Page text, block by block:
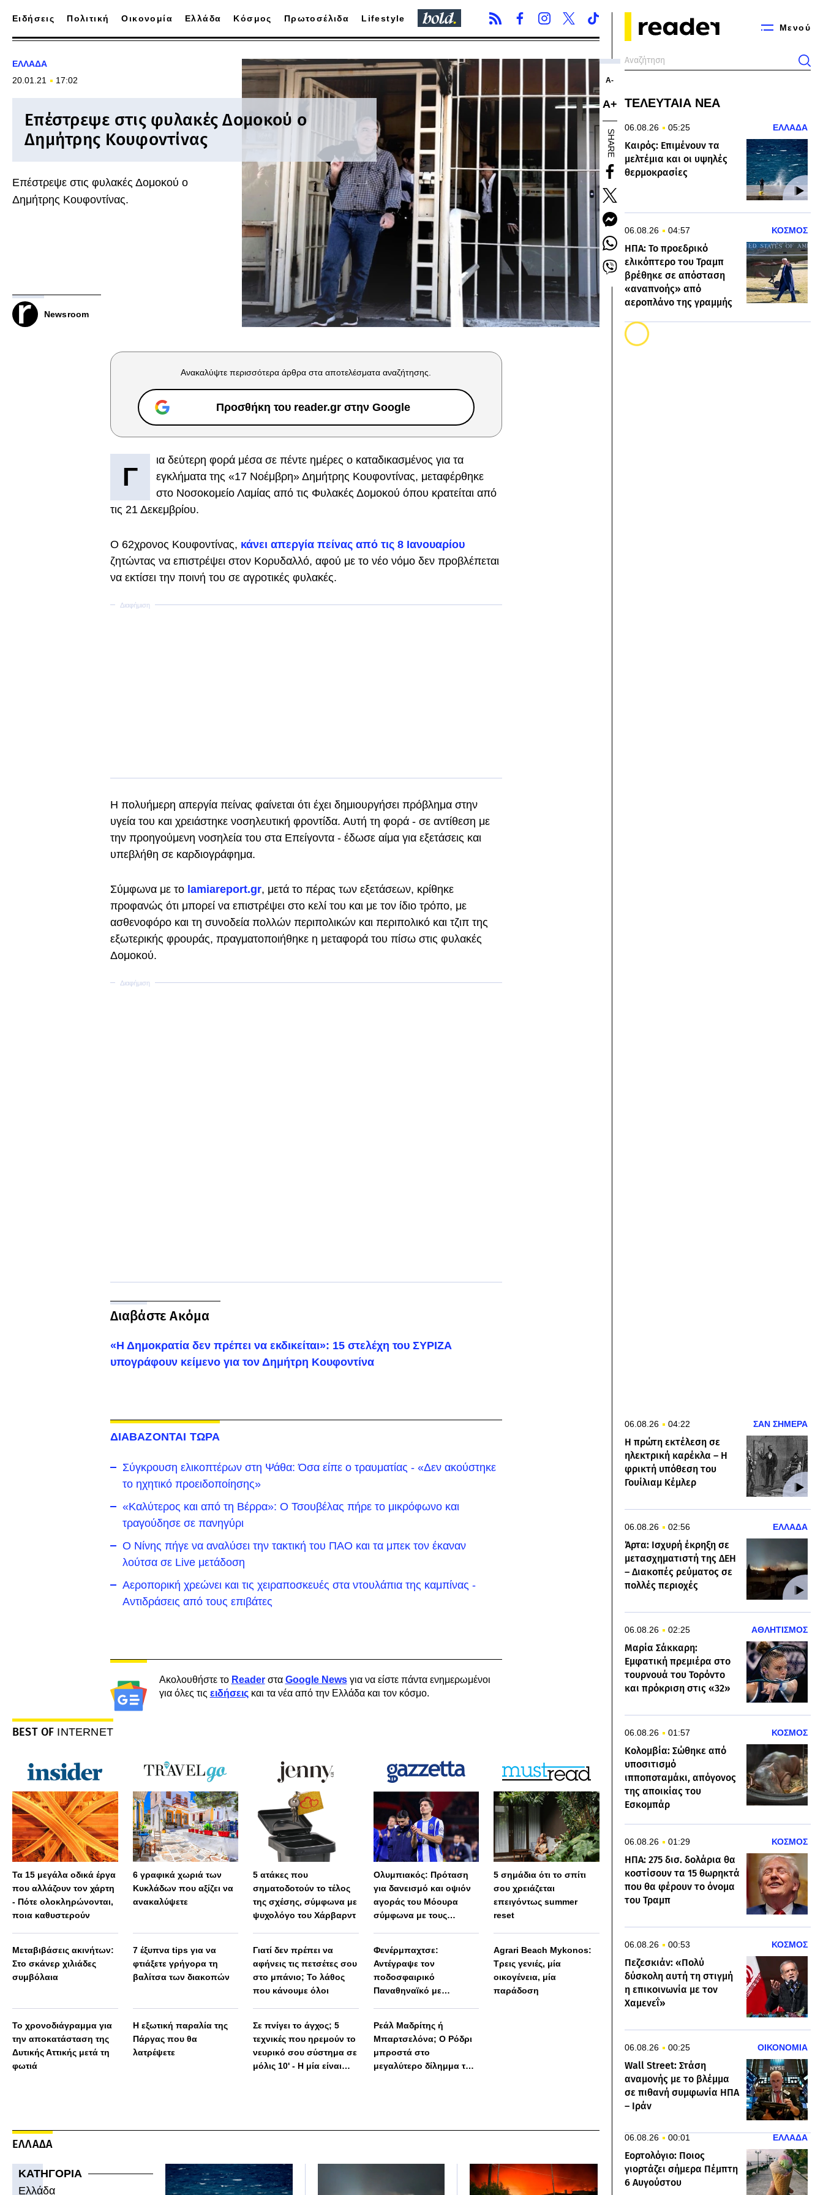
Μενού
Ειδήσεις Πολιτική Οικονομία Ελλάδα Κόσμος Πρωτοσέλιδα Lifestyle
ΕΛΛΑΔΑ
20.01.21
17:02
Επέστρεψε στις φυλακές Δομοκού ο
Δημήτρης Κουφοντίνας
Επέστρεψε στις φυλακές Δομοκού ο
Δημήτρης Κουφοντίνας.
Newsroom
Α-
Α+
SHARE
Ανακαλύψτε περισσότερα άρθρα στα αποτελέσματα αναζήτησης.
Προσθήκη του reader.gr στην Google
Γ
ια δεύτερη φορά μέσα σε πέντε ημέρες ο καταδικασμένος για τα
εγκλήματα της «17 Νοέμβρη» Δημήτρης Κουφοντίνας, μεταφέρθηκε
στο Νοσοκομείο Λαμίας από τις Φυλακές Δομοκού όπου κρατείται από
τις 21 Δεκεμβρίου.
Ο 62χρονος Κουφοντίνας, κάνει απεργία πείνας από τις 8 Ιανουαρίου
ζητώντας να επιστρέψει στον Κορυδαλλό, αφού με το νέο νόμο δεν προβλέπεται
να εκτίσει την ποινή του σε αγροτικές φυλακές.
Η πολυήμερη απεργία πείνας φαίνεται ότι έχει δημιουργήσει πρόβλημα στην
υγεία του και χρειάστηκε νοσηλευτική φροντίδα. Αυτή τη φορά - σε αντίθεση με
την προηγούμενη νοσηλεία του στα Επείγοντα - έδωσε αίμα για εξετάσεις και
υπεβλήθη σε καρδιογράφημα.
Σύμφωνα με το lamiareport.gr, μετά το πέρας των εξετάσεων, κρίθηκε
προφανώς ότι μπορεί να επιστρέψει στο κελί του και με τον ίδιο τρόπο, με
ασθενοφόρο και τη συνοδεία πολλών περιπολικών και περιπολικό και τζιπ της
εξωτερικής φρουράς, πραγματοποιήθηκε η μεταφορά του πίσω στις φυλακές
Δομοκού.
Διαβάστε Ακόμα
«Η Δημοκρατία δεν πρέπει να εκδικείται»: 15 στελέχη του ΣΥΡΙΖΑ
υπογράφουν κείμενο για τον Δημήτρη Κουφοντίνα
ΔΙΑΒΑΖΟΝΤΑΙ ΤΩΡΑ
Σύγκρουση ελικοπτέρων στη Ψάθα: Όσα είπε ο τραυματίας - «Δεν ακούστηκε
το ηχητικό προειδοποίησης»
«Καλύτερος και από τη Βέρρα»: Ο Τσουβέλας πήρε το μικρόφωνο και
τραγούδησε σε πανηγύρι
Ο Νίνης πήγε να αναλύσει την τακτική του ΠΑΟ και τα μπεκ τον έκαναν
λούτσα σε Live μετάδοση
Αεροπορική χρεώνει και τις χειραποσκευές στα ντουλάπια της καμπίνας -
Αντιδράσεις από τους επιβάτες
Ακολουθήστε το Readerστα Google Newsγια να είστε πάντα ενημερωμένοι
για όλες τις ειδήσειςκαι τα νέα από την Ελλάδα και τον κόσμο.
BEST OF INTERNET
Τα 15 μεγάλα οδικά έργα
που αλλάζουν τον χάρτη
- Πότε ολοκληρώνονται,
ποια καθυστερούν
Μεταβιβάσεις ακινήτων:
Στο σκάνερ χιλιάδες
συμβόλαια
Το χρονοδιάγραμμα για
την αποκατάσταση της
Δυτικής Αττικής μετά τη
φωτιά
6 γραφικά χωριά των
Κυκλάδων που αξίζει να
ανακαλύψετε
7 έξυπνα tips για να
φτιάξετε γρήγορα τη
βαλίτσα των διακοπών
Η εξωτική παραλία της
Πάργας που θα
λατρέψετε
5 ατάκες που
σηματοδοτούν το τέλος
της σχέσης, σύμφωνα με
ψυχολόγο του Χάρβαρντ
Γιατί δεν πρέπει να
αφήνεις τις πετσέτες σου
στο μπάνιο; Το λάθος
που κάνουμε όλοι
Σε πνίγει το άγχος; 5
τεχνικές που ηρεμούν το
νευρικό σου σύστημα σε
μόλις 10' - Η μία είναι
Ολυμπιακός: Πρόταση
για δανεισμό και οψιόν
αγοράς του Μόουρα
σύμφωνα με τους
Φενέρμπαχτσε:
Αντέγραψε τον
ποδοσφαιρικό
Παναθηναϊκό με
Ρεάλ Μαδρίτης ή
Μπαρτσελόνα; Ο Ρόδρι
μπροστά στο
μεγαλύτερο δίλημμα της
5 σημάδια ότι το σπίτι
σου χρειάζεται
επειγόντως summer
reset
Agrari Beach Mykonos:
Τρεις γενιές, μία
οικογένεια, μία
παράδοση
ΕΛΛΑΔΑ
ΚΑΤΗΓΟΡΙΑ
Ελλάδα
ΤΕΛΕΥΤΑΙΑ ΝΕΑ
06.08.26 05:25 ΕΛΛΑΔΑ
Καιρός: Επιμένουν τα
μελτέμια και οι υψηλές
θερμοκρασίες
06.08.26 04:57 ΚΟΣΜΟΣ
ΗΠΑ: Το προεδρικό
ελικόπτερο του Τραμπ
βρέθηκε σε απόσταση
«αναπνοής» από
αεροπλάνο της γραμμής
06.08.26 04:22 ΣΑΝ ΣΗΜΕΡΑ
Η πρώτη εκτέλεση σε
ηλεκτρική καρέκλα – Η
φρικτή υπόθεση του
Γουίλιαμ Κέμλερ
06.08.26 02:56 ΕΛΛΑΔΑ
Άρτα: Ισχυρή έκρηξη σε
μετασχηματιστή της ΔΕΗ
– Διακοπές ρεύματος σε
πολλές περιοχές
06.08.26 02:25 ΑΘΛΗΤΙΣΜΟΣ
Μαρία Σάκκαρη:
Εμφατική πρεμιέρα στο
τουρνουά του Τορόντο
και πρόκριση στις «32»
06.08.26 01:57 ΚΟΣΜΟΣ
Κολομβία: Σώθηκε από
υποσιτισμό
ιπποποταμάκι, απόγονος
της αποικίας του
Εσκομπάρ
06.08.26 01:29 ΚΟΣΜΟΣ
ΗΠΑ: 275 δισ. δολάρια θα
κοστίσουν τα 15 θωρηκτά
που θα φέρουν το όνομα
του Τραμπ
06.08.26 00:53 ΚΟΣΜΟΣ
Πεζεσκιάν: «Πολύ
δύσκολη αυτή τη στιγμή
η επικοινωνία με τον
Χαμενεΐ»
06.08.26 00:25 ΟΙΚΟΝΟΜΙΑ
Wall Street: Στάση
αναμονής με το βλέμμα
σε πιθανή συμφωνία ΗΠΑ
– Ιράν
06.08.26 00:01 ΕΛΛΑΔΑ
Εορτολόγιο: Ποιος
γιορτάζει σήμερα Πέμπτη
6 Αυγούστου